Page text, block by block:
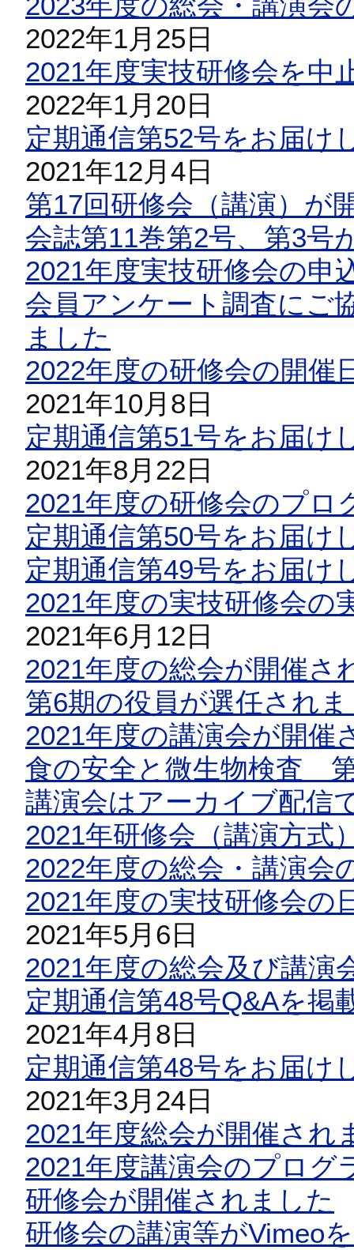
2022年1月25日
2021年度実技研修会を中
2022年1月20日
定期通信第52号をお届け
2021年12月4日
第17回研修会（講演）が
会誌第11巻第2号、第3号
2021年度実技研修会の申
会員アンケート調査にご
ました
2022年度の研修会の開催
2021年10月8日
定期通信第51号をお届け
2021年8月22日
2021年度の研修会のプロ
定期通信第50号をお届け
定期通信第49号をお届け
2021年度の実技研修会の
2021年6月12日
2021年度の総会が開催さ
第6期の役員が選任され
2021年度の講演会が開催
食の安全と微生物検査
講演会はアーカイブ配信
2021年研修会（講演方式
2022年度の総会・講演会
2021年度の実技研修会の
2021年5月6日
2021年度の総会及び講演
定期通信第48号Q&Aを掲
2021年4月8日
定期通信第48号をお届け
2021年3月24日
2021年度総会が開催され
2021年度講演会のプログ
研修会が開催されました
研修会の講演等がVimeo